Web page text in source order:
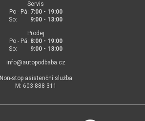
Servis
Po - Pá: 7:00 - 19:00
So: 9:00 - 13:00
Prodej
Po - Pá: 8:00 - 19:00
So: 9:00 - 13:00
info@autopodbaba.cz
Non-stop asistenční služba
M: 603 888 311